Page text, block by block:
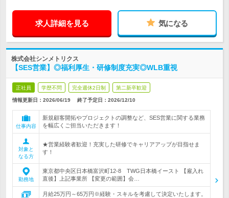
求人詳細を見る 気になる
株式会社シンメトリクス
【SES営業】◎福利厚生・研修制度充実◎WLB重視
正社員 学歴不問 完全週休2日制 第二新卒歓迎
情報更新日：2026/06/19 終了予定日： 2026/12/10
仕事内容
新規顧客開拓やプロジェクトの調整など、SES営業に関する業務
を幅広くご担当いただきます！
対象と
なる方
★営業経験者歓迎！充実した研修でキャリアアップが目指せま
す！
勤務地
東京都中央区日本橋富沢町12-8 TWG日本橋イースト 【雇入れ
直後】上記事業所 【変更の範囲】会…
月給25万円～65万円※経験・スキルを考慮して決定いたします。